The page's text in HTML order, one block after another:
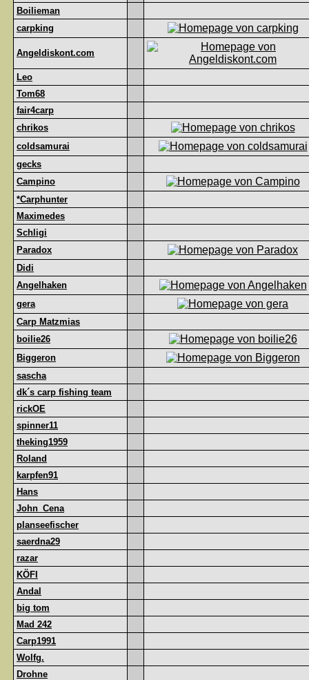
Boilieman
carpking
Angeldiskont.com
Leo
Tom68
fair4carp
chrikos
coldsamurai
gecks
Campino
*Carphunter
Maximedes
Schligi
Paradox
Didi
Angelhaken
gera
Carp Matzmias
boilie26
Biggeron
sascha
dk´s carp fishing team
rickOE
spinner11
theking1959
Roland
karpfen91
Hans
John_Cena
planseefischer
saerdna29
razar
KÖFI
Andal
big tom
Mad 242
Carp1991
Wolfg.
Drohne